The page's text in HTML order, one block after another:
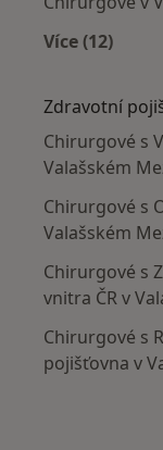
Více (12)
Zdravotní
Chirurgové s
Valašském
Chirurgové s
Valašském
Chirurgové s
vnitra ČR v
Chirurgové s
pojišťovna v